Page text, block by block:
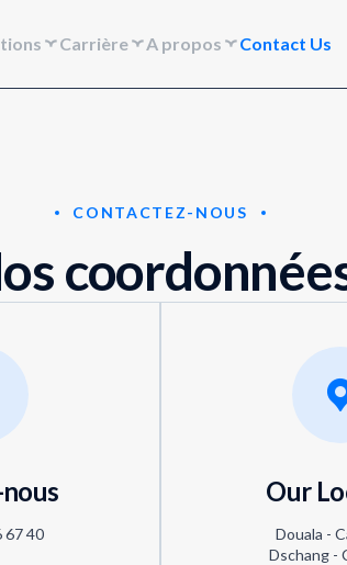
Carrière A propos Contact Us
CONTACTEZ-NOUS
67 40
Our
Douala -
Dschang -